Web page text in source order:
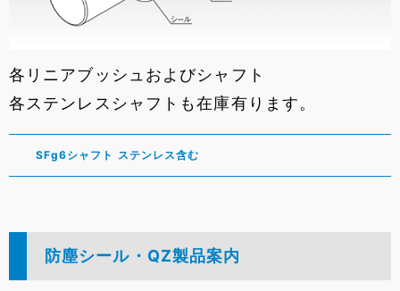
各リニアブッシュおよびシャフト
各ステンレスシャフトも在庫有ります。
SFg6シャフト ステンレス含む
防塵シール・QZ製品案内